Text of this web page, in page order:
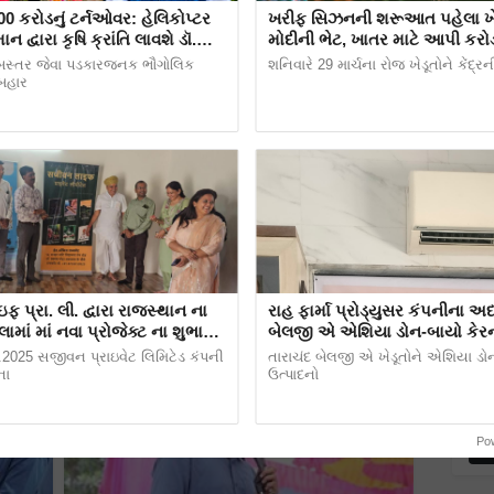
80 ટકા છે.
આજીવિકા પર તેની પ્રતિકૂળ અસર થઈ રહી છે. આ
છે તે તેમ જ પર્યાવરણને લગતા દબાણોને લીધે
farmers
કરોડનું ટર્નઓવર: હેલિકોપ્ટર
દ્વારા કૃષિ ક્રાંતિ લાવશે ડૉ.
જેવા પડકારજનક ભૌગોલિક
પ્રા. લી. દ્વારા રાજસ્થાન ના
માં નવા પ્રોજેક્ટ ના શુભારંભ
ઓફિસનું ઉદ્ઘાટન.
સજીવન પ્રાઇવેટ લિમિટેડ કંપની
ખરીફ સિઝનની શરૂઆત પહેલા
મોદીની ભેટ, ખાતર માટે આપી
સબસિડી
શનિવારે 29 માર્ચના રોજ ખેડૂતોને
રાહ ફાર્મા પ્રોડ્યુસર કંપનીના
બેલજી એ એશિયા ડોન-બાયો કેરના
સુરત, ગુજરાત ઉત્પાદન ક્ષેત્રની
તારાચંદ બેલજી એ ખેડૂતોને એશિયા
ઉત્પાદનો